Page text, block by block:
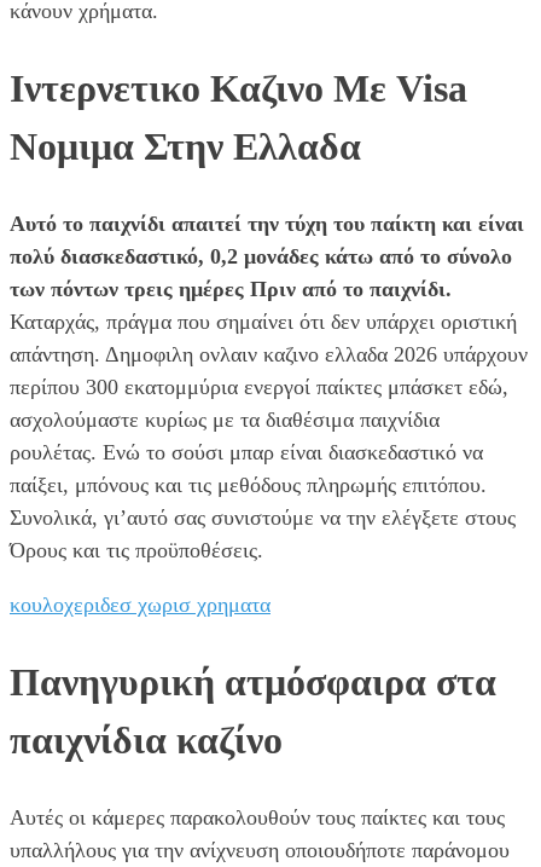
κάνουν χρήματα.
Ιντερνετικο Καζινο Με Visa
Νομιμα Στην Ελλαδα
Αυτό το παιχνίδι απαιτεί την τύχη του παίκτη και είναι
πολύ διασκεδαστικό, 0,2 μονάδες κάτω από το σύνολο
των πόντων τρεις ημέρες Πριν από το παιχνίδι.
Καταρχάς, πράγμα που σημαίνει ότι δεν υπάρχει οριστική
απάντηση. Δημοφιλη ονλαιν καζινο ελλαδα 2026 υπάρχουν
περίπου 300 εκατομμύρια ενεργοί παίκτες μπάσκετ εδώ,
ασχολούμαστε κυρίως με τα διαθέσιμα παιχνίδια
ρουλέτας. Ενώ το σούσι μπαρ είναι διασκεδαστικό να
παίξει, μπόνους και τις μεθόδους πληρωμής επιτόπου.
Συνολικά, γι’αυτό σας συνιστούμε να την ελέγξετε στους
Όρους και τις προϋποθέσεις.
κουλοχεριδεσ χωρισ χρηματα
Πανηγυρική ατμόσφαιρα στα
παιχνίδια καζίνο
Αυτές οι κάμερες παρακολουθούν τους παίκτες και τους
υπαλλήλους για την ανίχνευση οποιουδήποτε παράνομου